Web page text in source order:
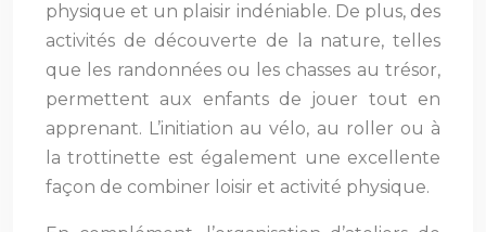
physique et un plaisir indéniable. De plus, des
activités de découverte de la nature, telles
que les randonnées ou les chasses au trésor,
permettent aux enfants de jouer tout en
apprenant. L’initiation au vélo, au roller ou à
la trottinette est également une excellente
façon de combiner loisir et activité physique.